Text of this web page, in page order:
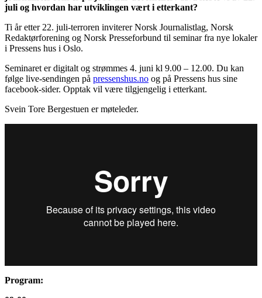
juli og hvordan har utviklingen vært i etterkant?
Ti år etter 22. juli-terroren inviterer Norsk Journalistlag, Norsk
Redaktørforening og Norsk Presseforbund til seminar fra nye lokaler
i Pressens hus i Oslo.
Seminaret er digitalt og strømmes 4. juni kl 9.00 – 12.00. Du kan
følge live-sendingen på pressenshus.no og på Pressens hus sine
facebook-sider. Opptak vil være tilgjengelig i etterkant.
Svein Tore Bergestuen er møteleder.
Program: